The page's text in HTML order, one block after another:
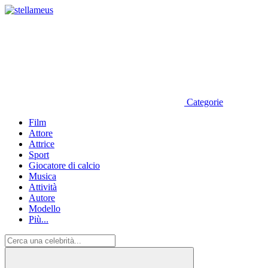
Categorie
Film
Attore
Attrice
Sport
Giocatore di calcio
Musica
Attività
Autore
Modello
Più...